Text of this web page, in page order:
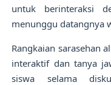
untuk berinteraksi
menunggu datangnya
Rangkaian sarasehan
interaktif dan tanya
siswa selama